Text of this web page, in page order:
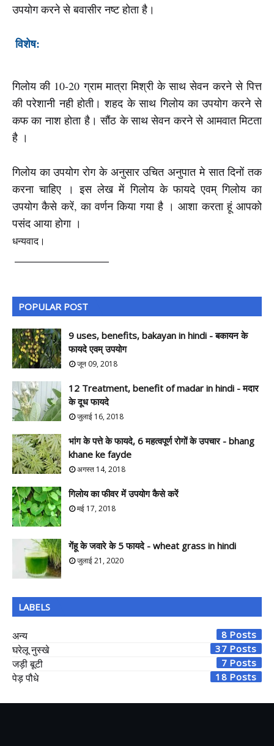
उपयोग करने से बवासीर नष्ट होता है।
विशेष:
गिलोय की 10-20 ग्राम मात्रा मिश्री के साथ सेवन करने से पित्त
की परेशानी नही होती। शहद के साथ गिलोय का उपयोग करने से
कफ का नाश होता है। सौंठ के साथ सेवन करने से आमवात मिटता
है ।
गिलोय का उपयोग रोग के अनुसार उचित अनुपात मे सात दिनों तक
करना चाहिए । इस लेख में गिलोय के फायदे एवम् गिलोय का
उपयोग कैसे करें, का वर्णन किया गया है । आशा करता हूं आपको
पसंद आया होगा ।
धन्यवाद।
POPULAR POST
9 uses, benefits, bakayan in hindi - बकायन के
फायदे एवम् उपयोग
जून 09, 2018
12 Treatment, benefit of madar in hindi - मदार
के दूध फायदे
जुलाई 16, 2018
भांग के पत्ते के फायदे, 6 महत्वपूर्ण रोगों के उपचार - bhang
khane ke fayde
अगस्त 14, 2018
गिलोय का फीवर में उपयोग कैसे करें
मई 17, 2018
गेंहू के जवारे के 5 फायदे - wheat grass in hindi
जुलाई 21, 2020
LABELS
अन्य 8
घरेलू नुस्खे 37
जड़ी बूटी 7
पेड़ पौधे 18